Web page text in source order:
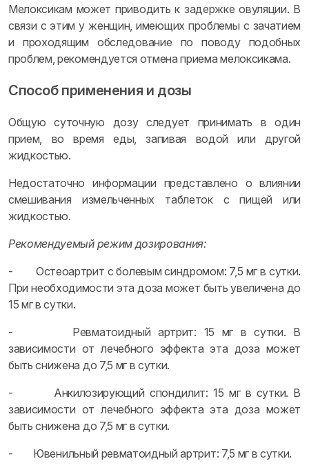
Мелоксикам может приводить к задержке овуляции. В
связи с этим у женщин, имеющих проблемы с зачатием
и проходящим обследование по поводу подобных
проблем, рекомендуется отмена приема мелоксикама.
Способ применения и дозы
Общую суточную дозу следует принимать в один
прием, во время еды, запивая водой или другой
жидкостью.
Недостаточно информации представлено о влиянии
смешивания измельченных таблеток с пищей или
жидкостью.
Рекомендуемый режим дозирования:
- Остеоартрит с болевым синдромом: 7,5 мг в сутки.
При необходимости эта доза может быть увеличена до
15 мг в сутки.
- Ревматоидный артрит: 15 мг в сутки. В
зависимости от лечебного эффекта эта доза может
быть снижена до 7,5 мг в сутки.
- Анкилозирующий спондилит: 15 мг в сутки. В
зависимости от лечебного эффекта эта доза может
быть снижена до 7,5 мг в сутки.
- Ювенильный ревматоидный артрит: 7,5 мг в сутки.